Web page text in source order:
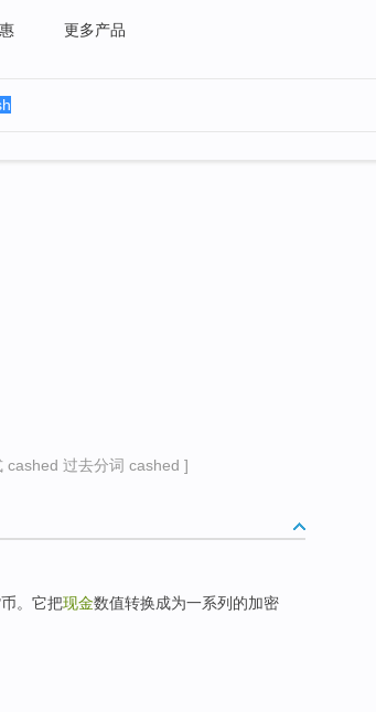
更多产品
cashed 过去分词 cashed ]
。它把现金数值转换成为一系列的加密